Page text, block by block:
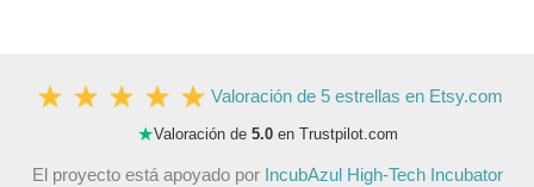
Valoración de 5 estrellas en Etsy.com
★Valoración de 5.0en Trustpilot.com
El proyecto está apoyado por IncubAzul High-Tech Incubator